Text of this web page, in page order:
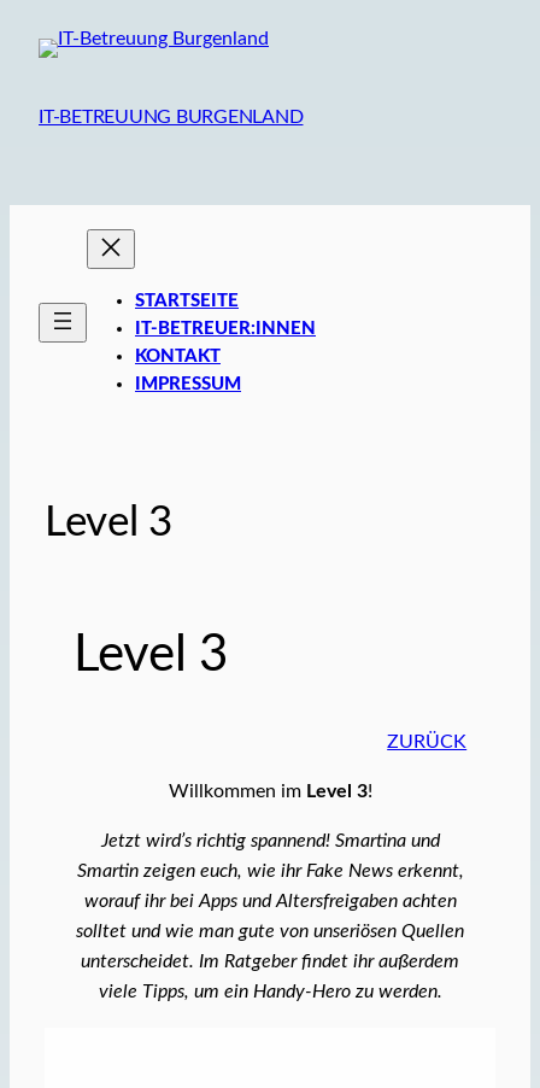
Inhalt
IT-BETREUUNG BURGENLAND
STARTSEITE
IT-BETREUER:INNEN
KONTAKT
IMPRESSUM
Level 3
Level 3
ZURÜCK
Willkommen im Level 3!
Jetzt wird’s richtig spannend! Smartina und
Smartin zeigen euch, wie ihr Fake News erkennt,
worauf ihr bei Apps und Altersfreigaben achten
solltet und wie man gute von unseriösen Quellen
unterscheidet. Im Ratgeber findet ihr außerdem
viele Tipps, um ein Handy-Hero zu werden.